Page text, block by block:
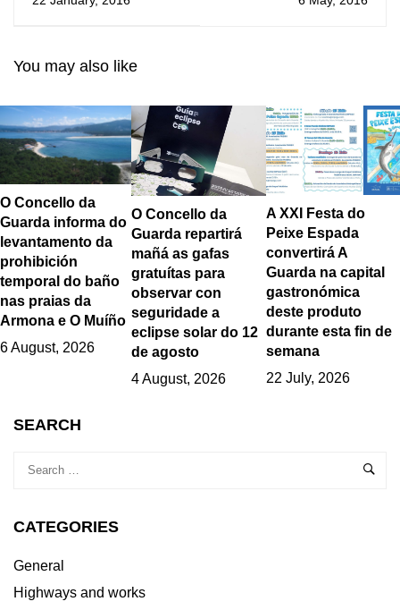
You may also like
O Concello da
Guarda informa do
levantamento da
prohibición
temporal do baño
nas praias da
Armona e O Muíño
6 August, 2026
O Concello da
Guarda repartirá
mañá as gafas
gratuítas para
observar con
seguridade a
eclipse solar do 12
de agosto
4 August, 2026
A XXI Festa do
Peixe Espada
convertirá A
Guarda na capital
gastronómica
deste produto
durante esta fin de
semana
22 July, 2026
SEARCH
CATEGORIES
General
Highways and works